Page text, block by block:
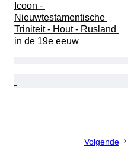
Icoon -
Nieuwtestamentische
Triniteit - Hout - Rusland
in de 19e eeuw
Volgende